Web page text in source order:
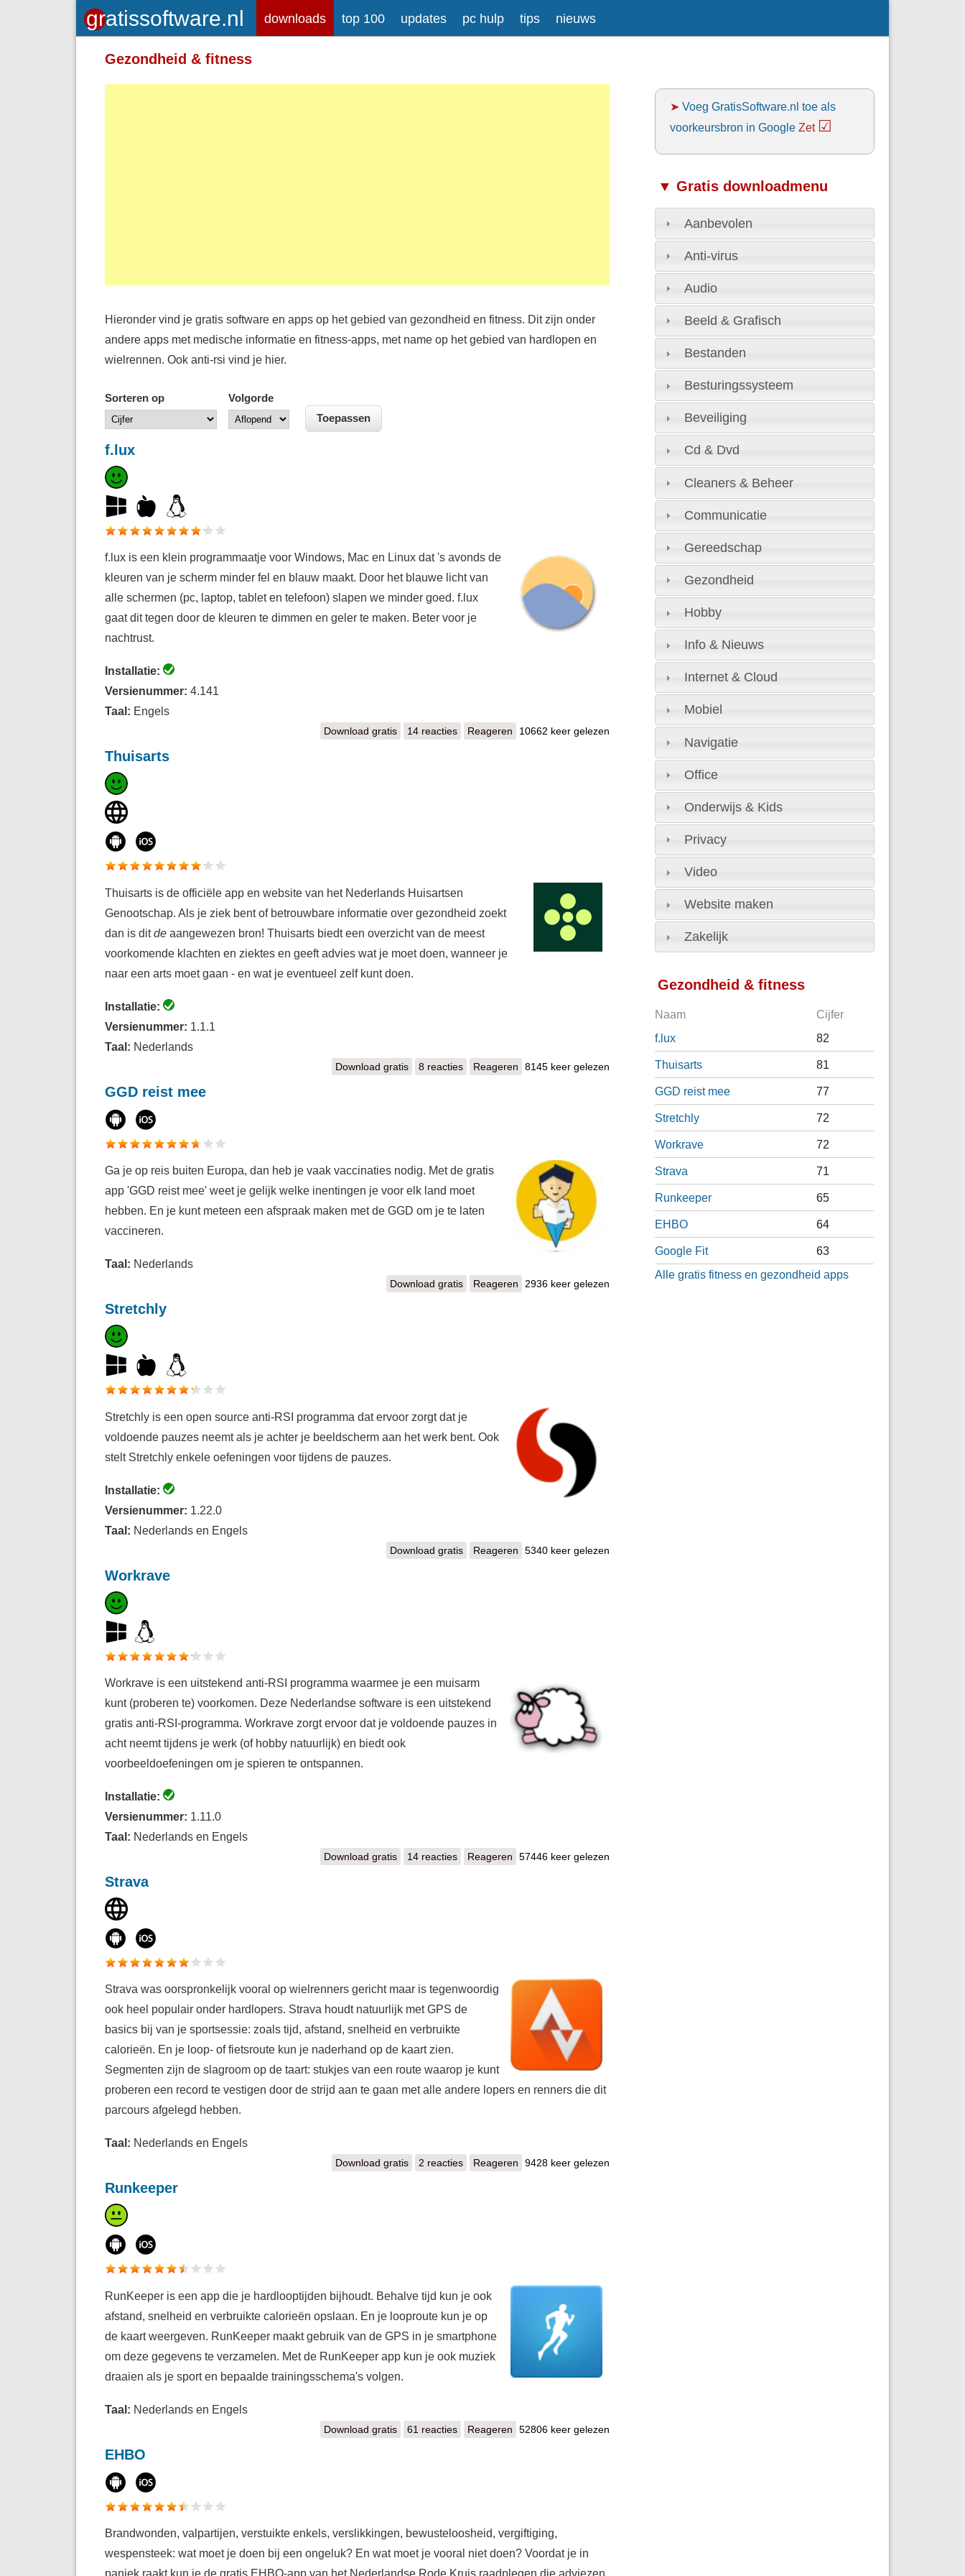
downloads top 100 updates pc hulp tips nieuws
Gezondheid & fitness
Hieronder vind je gratis software en apps op het gebied van gezondheid en fitness. Dit zijn onder
andere apps met medische informatie en fitness-apps, met name op het gebied van hardlopen en
wielrennen. Ook anti-rsi vind je hier.
Sorteren op Volgorde
f.lux
f.lux is een klein programmaatje voor Windows, Mac en Linux dat 's avonds de
kleuren van je scherm minder fel en blauw maakt. Door het blauwe licht van
alle schermen (pc, laptop, tablet en telefoon) slapen we minder goed. f.lux
gaat dit tegen door de kleuren te dimmen en geler te maken. Beter voor je
nachtrust.
Installatie:
Versienummer: 4.141
Taal: Engels
Download gratisf.lux14 reacties Reageren 10662 keer gelezen
Thuisarts
Thuisarts is de officiële app en website van het Nederlands Huisartsen
Genootschap. Als je ziek bent of betrouwbare informatie over gezondheid zoekt
dan is ditdeaangewezen bron! Thuisarts biedt een overzicht van de meest
voorkomende klachten en ziektes en geeft advies wat je moet doen, wanneer je
naar een arts moet gaan - en wat je eventueel zelf kunt doen.
Installatie:
Versienummer: 1.1.1
Taal: Nederlands
Download gratisThuisarts
8 reacties Reageren 8145 keer gelezen
GGD reist mee
Ga je op reis buiten Europa, dan heb je vaak vaccinaties nodig. Met de gratis
app 'GGD reist mee' weet je gelijk welke inentingen je voor elk land moet
hebben. En je kunt meteen een afspraak maken met de GGD om je te laten
vaccineren.
Taal: Nederlands
Download gratisGGD reist mee
Reageren 2936 keer gelezen
Stretchly
Stretchly is een open source anti-RSI programma dat ervoor zorgt dat je
voldoende pauzes neemt als je achter je beeldscherm aan het werk bent. Ook
stelt Stretchly enkele oefeningen voor tijdens de pauzes.
Installatie:
Versienummer: 1.22.0
Taal: Nederlands en Engels
Download gratisStretchly
Reageren 5340 keer gelezen
Workrave
Workrave is een uitstekend anti-RSI programma waarmee je een muisarm
kunt (proberen te) voorkomen. Deze Nederlandse software is een uitstekend
gratis anti-RSI-programma. Workrave zorgt ervoor dat je voldoende pauzes in
acht neemt tijdens je werk (of hobby natuurlijk) en biedt ook
voorbeeldoefeningen om je spieren te ontspannen.
Installatie:
Versienummer: 1.11.0
Taal: Nederlands en Engels
Download gratisWorkrave
14 reacties Reageren 57446 keer gelezen
Strava
Strava was oorspronkelijk vooral op wielrenners gericht maar is tegenwoordig
ook heel populair onder hardlopers. Strava houdt natuurlijk met GPS de
basics bij van je sportsessie: zoals tijd, afstand, snelheid en verbruikte
calorieën. En je loop- of fietsroute kun je naderhand op de kaart zien.
Segmenten zijn de slagroom op de taart: stukjes van een route waarop je kunt
proberen een record te vestigen door de strijd aan te gaan met alle andere lopers en renners die dit
parcours afgelegd hebben.
Taal: Nederlands en Engels
Download gratisStrava
2 reacties Reageren 9428 keer gelezen
Runkeeper
RunKeeper is een app die je hardlooptijden bijhoudt. Behalve tijd kun je ook
afstand, snelheid en verbruikte calorieën opslaan. En je looproute kun je op
de kaart weergeven. RunKeeper maakt gebruik van de GPS in je smartphone
om deze gegevens te verzamelen. Met de RunKeeper app kun je ook muziek
draaien als je sport en bepaalde trainingsschema's volgen.
Taal: Nederlands en Engels
Download gratisRunkeeper
61 reacties Reageren 52806 keer gelezen
EHBO
Brandwonden, valpartijen, verstuikte enkels, verslikkingen, bewusteloosheid, vergiftiging,
wespensteek: wat moet je doen bij een ongeluk? En wat moet je vooral niet doen? Voordat je in
paniek raakt kun je de gratis EHBO-app van het Nederlandse Rode Kruis raadplegen die adviezen
➤Voeg GratisSoftware.nl toe als
voorkeursbron in Google Zet ☑
▼ Gratis downloadmenu
Aanbevolen
Anti-virus
Audio
Beeld & Grafisch
Bestanden
Besturingssysteem
Beveiliging
Cd & Dvd
Cleaners & Beheer
Communicatie
Gereedschap
Gezondheid
Hobby
Info & Nieuws
Internet & Cloud
Mobiel
Navigatie
Office
Onderwijs & Kids
Privacy
Video
Website maken
Zakelijk
Gezondheid & fitness
Naam Cijfer
f.lux 82
Thuisarts 81
GGD reist mee 77
Stretchly 72
Workrave 72
Strava 71
Runkeeper 65
EHBO 64
Google Fit
63
Alle gratis fitness en gezondheid apps